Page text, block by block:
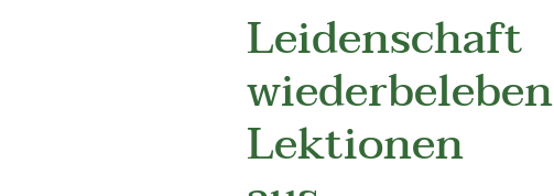
Leidenschaft
wiederbeleben:
Lektionen